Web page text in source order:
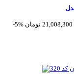
-5%
21,008,300 تومان